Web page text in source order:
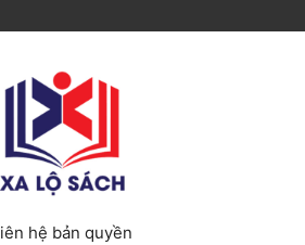
hệ bản quyền